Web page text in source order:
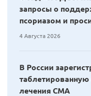
запросы о
псориазом и
4 Августа 2026
В России
лечения СМА